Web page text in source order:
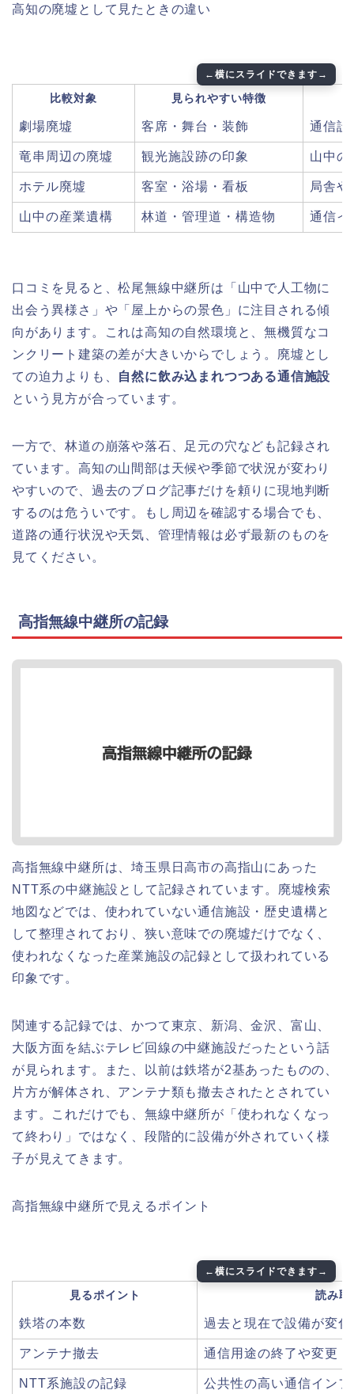
高知の廃墟として見たときの違い
比較対象 見られやすい特徴
劇場廃墟 客席・舞台・装飾 通信設
竜串周辺の廃墟 観光施設跡の印象 山中の
ホテル廃墟 客室・浴場・看板 局舎
山中の産業遺構 林道・管理道・構造物 通信イ
口コミを見ると、松尾無線中継所は「山中で人工物に
出会う異様さ」や「屋上からの景色」に注目される傾
向があります。これは高知の自然環境と、無機質なコ
ンクリート建築の差が大きいからでしょう。廃墟とし
ての迫力よりも、 自然に飲み込まれつつある通信施設
という見方が合っています。
一方で、林道の崩落や落石、足元の穴なども記録され
ています。高知の山間部は天候や季節で状況が変わり
やすいので、過去のブログ記事だけを頼りに現地判断
するのは危ういです。もし周辺を確認する場合でも、
道路の通行状況や天気、管理情報は必ず最新のものを
見てください。
高指無線中継所の記録
高指無線中継所は、埼玉県日高市の高指山にあった
NTT系の中継施設として記録されています。廃墟検索
地図などでは、使われていない通信施設・歴史遺構と
して整理されており、狭い意味での廃墟だけでなく、
使われなくなった産業施設の記録として扱われている
印象です。
関連する記録では、かつて東京、新潟、金沢、富山、
大阪方面を結ぶテレビ回線の中継施設だったという話
が見られます。また、以前は鉄塔が2基あったものの、
片方が解体され、アンテナ類も撤去されたとされてい
ます。これだけでも、無線中継所が「使われなくなっ
て終わり」ではなく、段階的に設備が外されていく様
子が見えてきます。
高指無線中継所で見えるポイント
見るポイント 読み取
鉄塔の本数 過去と現在で設備が変
アンテナ撤去 通信用途の終了や変更
NTT系施設の記録 公共性の高い通信イン